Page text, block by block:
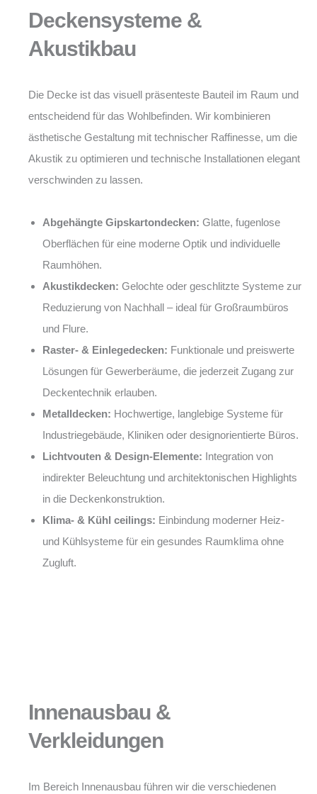
Deckensysteme &
Akustikbau
Die Decke ist das visuell präsenteste Bauteil im Raum und
entscheidend für das Wohlbefinden. Wir kombinieren
ästhetische Gestaltung mit technischer Raffinesse, um die
Akustik zu optimieren und technische Installationen elegant
verschwinden zu lassen.
Abgehängte Gipskartondecken: Glatte, fugenlose
Oberflächen für eine moderne Optik und individuelle
Raumhöhen.
Akustikdecken: Gelochte oder geschlitzte Systeme zur
Reduzierung von Nachhall – ideal für Großraumbüros
und Flure.
Raster- & Einlegedecken: Funktionale und preiswerte
Lösungen für Gewerberäume, die jederzeit Zugang zur
Deckentechnik erlauben.
Metalldecken: Hochwertige, langlebige Systeme für
Industriegebäude, Kliniken oder designorientierte Büros.
Lichtvouten & Design-Elemente: Integration von
indirekter Beleuchtung und architektonischen Highlights
in die Deckenkonstruktion.
Klima- & Kühl ceilings: Einbindung moderner Heiz-
und Kühlsysteme für ein gesundes Raumklima ohne
Zugluft.
Innenausbau &
Verkleidungen
Im Bereich Innenausbau führen wir die verschiedenen